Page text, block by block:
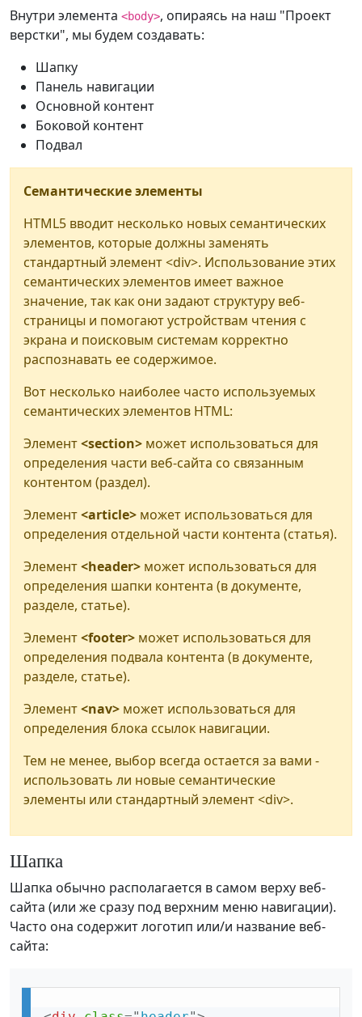
Внутри элемента <body>, опираясь на наш "Проект
верстки", мы будем создавать:
Шапку
Панель навигации
Основной контент
Боковой контент
Подвал
Семантические элементы
HTML5 вводит несколько новых семантических
элементов, которые должны заменять
стандартный элемент <div>. Использование этих
семантических элементов имеет важное
значение, так как они задают структуру веб-
страницы и помогают устройствам чтения с
экрана и поисковым системам корректно
распознавать ее содержимое.
Вот несколько наиболее часто используемых
семантических элементов HTML:
Элемент<section> может использоваться для
определения части веб-сайта со связанным
контентом (раздел).
Элемент<article> может использоваться для
определения отдельной части контента (статья).
Элемент<header> может использоваться для
определения шапки контента (в документе,
разделе, статье).
Элемент<footer> может использоваться для
определения подвала контента (в документе,
разделе, статье).
Элемент<nav> может использоваться для
определения блока ссылок навигации.
Тем не менее, выбор всегда остается за вами -
использовать ли новые семантические
элементы или стандартный элемент <div>.
Шапка
Шапка обычно располагается в самом верху веб-
сайта (или же сразу под верхним меню навигации).
Часто она содержит логотип или/и название веб-
сайта: